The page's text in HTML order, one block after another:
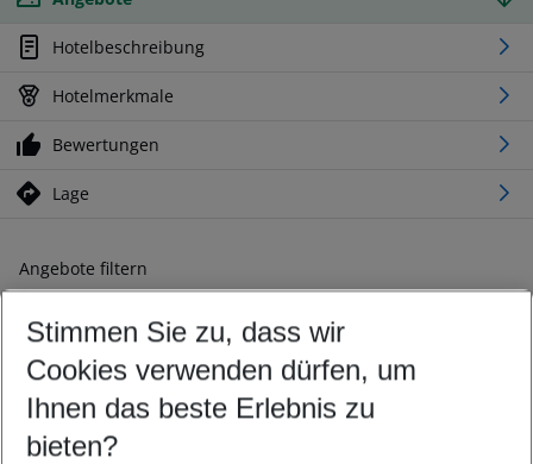
Hotelbeschreibung
Hotelmerkmale
Bewertungen
Lage
Angebote filtern
Ändern Sie Ihre Kriterien nach Ihren Wünschen
Abflughafen wählen
Beliebiger Abflughafen
Reisezeitraum wählen
08.08.26– 06.08.27 5-8 Nächte
Stimmen Sie zu, dass wir
Cookies verwenden dürfen, um
Ihnen das beste Erlebnis zu
bieten?